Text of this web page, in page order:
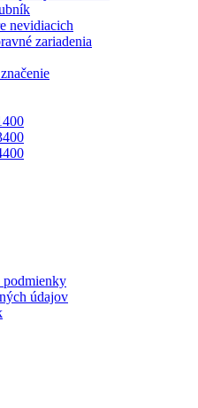
nevidiacich
zariadenia
podmienky
údajov